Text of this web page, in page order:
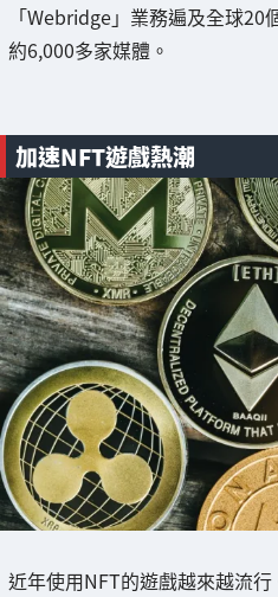
「Webridge」業務遍及全球
約6,000多家媒體。
加速NFT遊戲熱潮
近年使用NFT的遊戲越來越流行